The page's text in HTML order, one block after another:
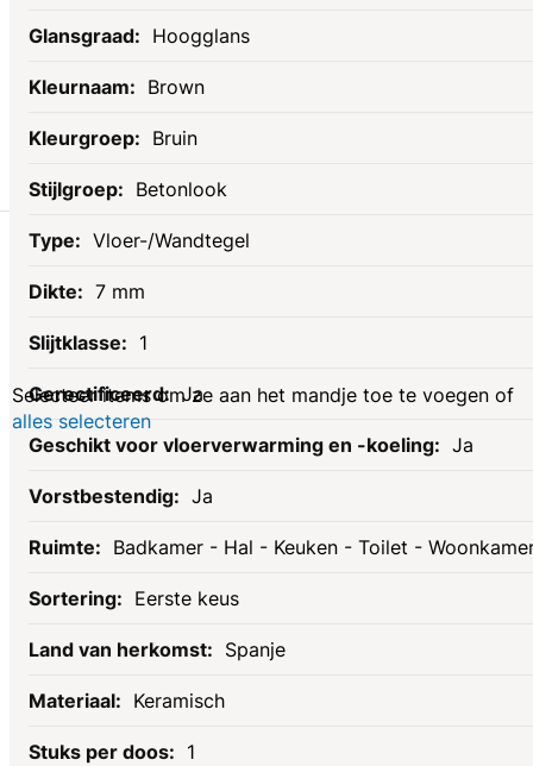
Hoogglans
Brown
Bruin
Betonlook
Vloer-/Wandtegel
7 mm
1
Ja
Ja
Ja
Badkamer - Hal - Keuken - Toilet -
Eerste keus
Spanje
Keramisch
1
Gerelateerde
producten
Selecteer items om ze aan het mandje toe te voegen of
alles selecteren